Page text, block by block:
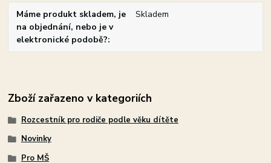
Máme produkt skladem, je
na objednání, nebo je v
elektronické podobě?
Skladem
Zboží zařazeno v kategoriích
Rozcestník pro rodiče podle věku dítěte
Novinky
Pro MŠ